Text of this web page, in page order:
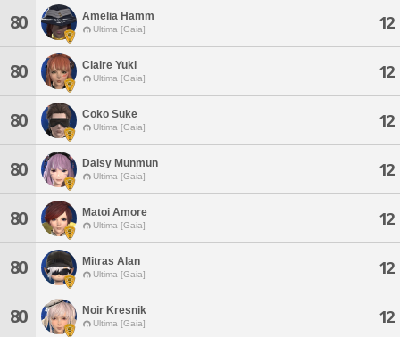
80 Amelia Hamm
Ultima [Gaia] 12
80 Claire Yuki
Ultima [Gaia] 12
80 Coko Suke
Ultima [Gaia] 12
80 Daisy Munmun
Ultima [Gaia] 12
80 Matoi Amore
Ultima [Gaia] 12
80 Mitras Alan
Ultima [Gaia] 12
80 Noir Kresnik
Ultima [Gaia] 12